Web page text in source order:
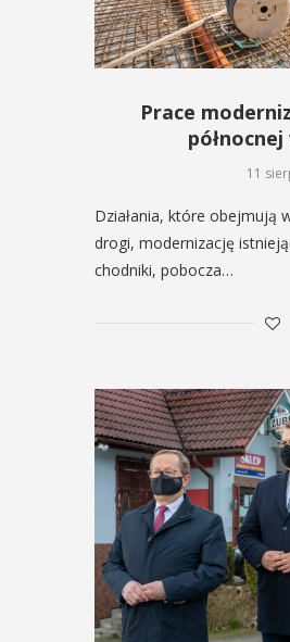
Prace
11
Działania, które obejmują
drogi, modernizację
chodniki, pobocza…